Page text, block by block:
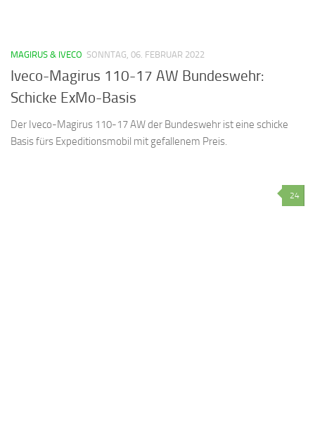
MAGIRUS & IVECO SONNTAG, 06. FEBRUAR 2022
Iveco-Magirus 110-17 AW Bundeswehr:
Schicke ExMo-Basis
Der Iveco-Magirus 110-17 AW der Bundeswehr ist eine schicke
Basis fürs Expeditionsmobil mit gefallenem Preis.
24